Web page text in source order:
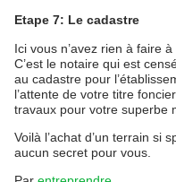
Etape 7: Le cadastre
Ici vous n’avez rien à faire
C’est le notaire qui est
au cadastre pour
l’attente de votre titre
travaux pour votre superbe
Voilà l’achat d’un terrain si
aucun secret pour vous.